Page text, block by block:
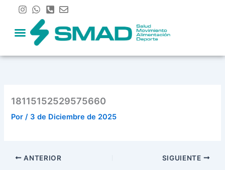
contenido
18115152529575660
Por/ 3 de Diciembre de 2025
ANTERIOR SIGUIENTE